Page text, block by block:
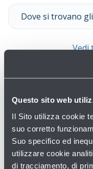
Questo sito web
Il Sito utilizza cookie
suo corretto
Suo specifico ed
utilizzare cookie
di tracciamento, di
Dove si trovano
Vedi